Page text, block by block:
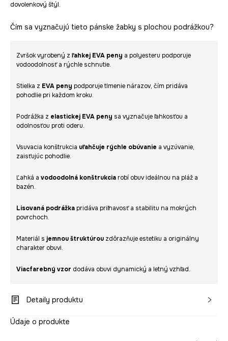
dovolenkový štýl.
Čím sa vyznačujú tieto pánske žabky s plochou podrážkou?
Zvršok vyrobený z ľahkej EVA peny a polyesteru podporuje
vodoodolnosť a rýchle schnutie.
Stielka z EVA peny podporuje tlmenie nárazov, čím pridáva
pohodlie pri každom kroku.
Podrážka z elastickej EVA peny sa vyznačuje ľahkosťou a
odolnosťou proti oderu.
Vsuvacia konštrukcia uľahčuje rýchle obúvanie a vyzúvanie,
zaisťujúc pohodlie.
Ľahká a vodoodolná konštrukcia robí obuv ideálnou na pláž a
bazén.
Lisovaná podrážka pridáva priľnavosť a stabilitu na mokrých
povrchoch.
Materiál s jemnou štruktúrou zdôrazňuje estetiku a originálny
charakter obuvi.
Viacfarebný vzor dodáva obuvi dynamický a letný vzhľad.
Detaily produktu
Údaje o produkte